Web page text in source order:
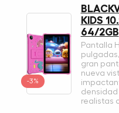
-3%
KIDS
64/2GB
Pantalla
gran
nueva
densidad
realistas